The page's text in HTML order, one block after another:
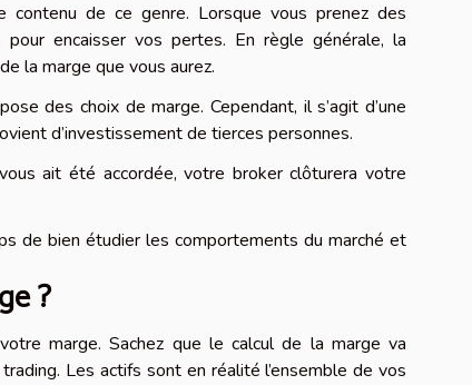
contenu de ce genre. Lorsque vous prenez des
encaisser vos pertes. En règle générale, la
la marge que vous aurez.
des choix de marge. Cependant, il s’agit d’une
d’investissement de tierces personnes.
ait été accordée, votre broker clôturera votre
de bien étudier les comportements du marché et
?
marge. Sachez que le calcul de la marge va
Les actifs sont en réalité l’ensemble de vos